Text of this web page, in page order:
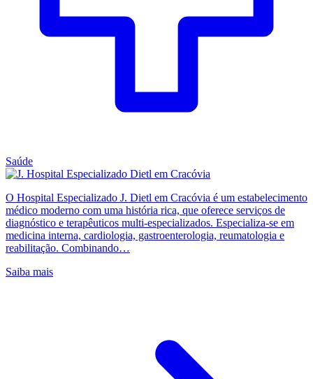
Saúde
O Hospital Especializado J. Dietl em Cracóvia é um estabelecimento
médico moderno com uma história rica, que oferece serviços de
diagnóstico e terapêuticos multi-especializados. Especializa-se em
medicina interna, cardiologia, gastroenterologia, reumatologia e
reabilitação. Combinando…
Saiba mais